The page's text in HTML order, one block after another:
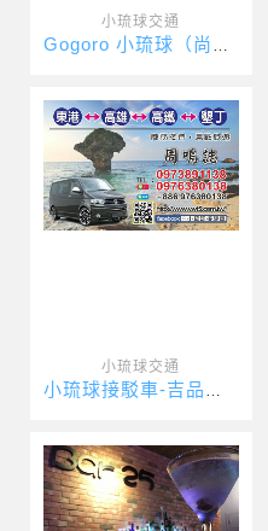
小琉球交通
小琉球交通